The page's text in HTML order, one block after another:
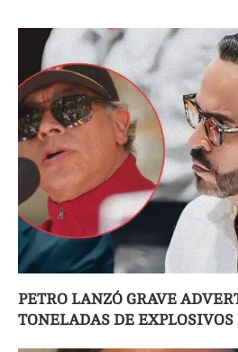
PETRO LANZÓ GRAVE
TONELADAS DE EXPLOSIVOS